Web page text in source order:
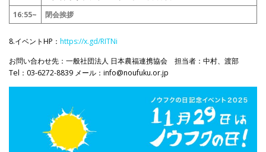
16:55~
閉会挨拶
8.イベントHP： https://x.gd/RITNi
お問い合わせ先：一般社団法人 日本農福連携協会 担当者：中村、渡部
Tel：03-6272-8839 メール：info@noufuku.or.jp